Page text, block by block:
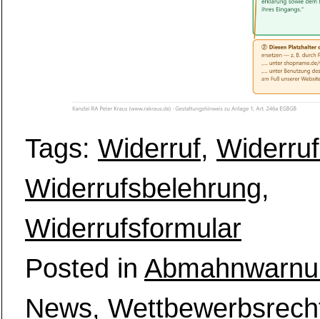
Tags: Widerruf,
Widerrufsbelehrung,
Widerrufsformular
Posted in
News,